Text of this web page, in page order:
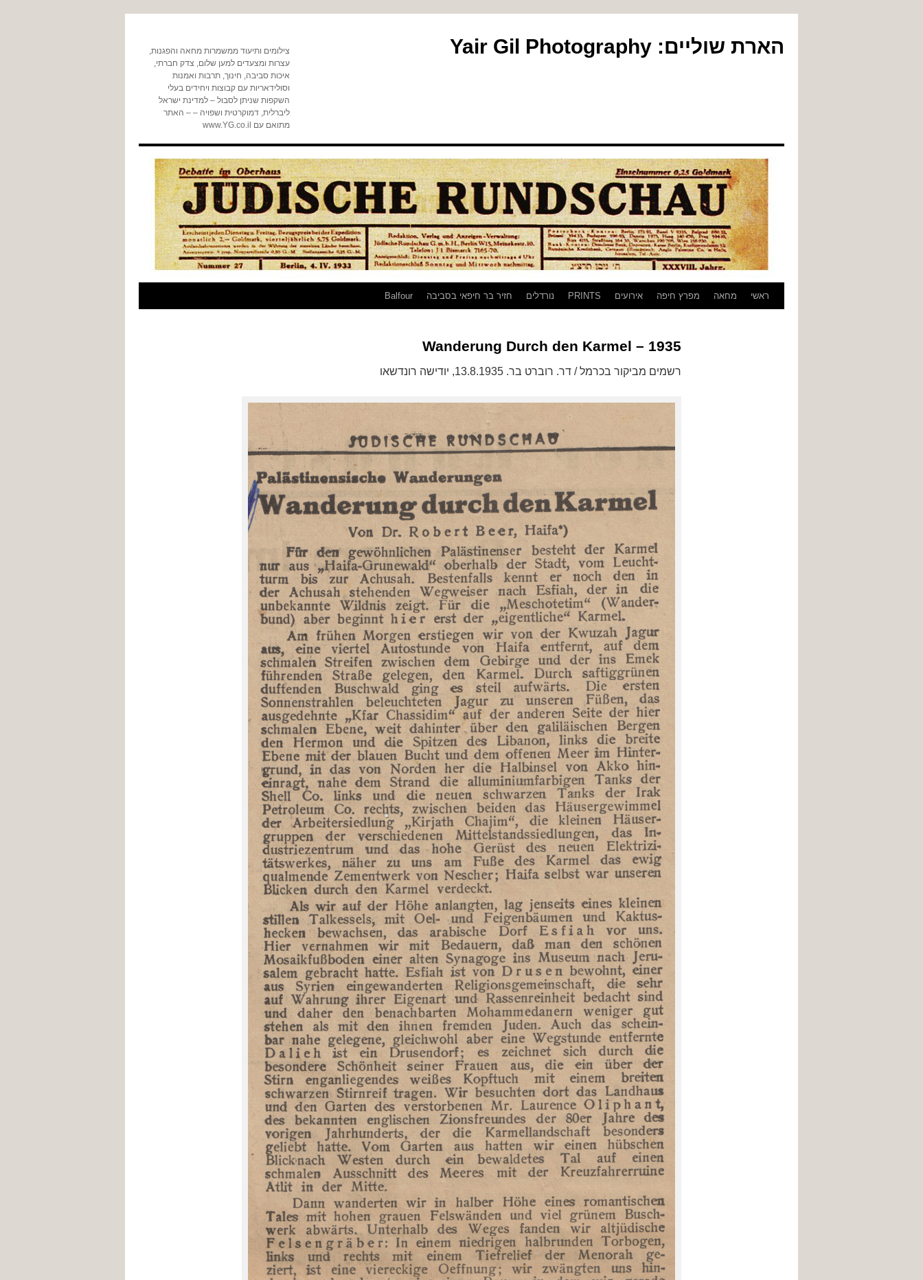
הארת שוליים: Yair Gil Photography
צילומים ותיעוד ממשמרות מחאה והפגנות,
עצרות ומצעדים למען שלום, צדק חברתי,
איכות סביבה, חינוך, תרבות ואמנות
וסולידאריות עם קבוצות ויחידים בעלי
השקפות שניתן לסבול – למדינת ישראל
ליברלית, דמוקרטית ושפויה – – האתר
מתואם עם www.YG.co.il
לדלגראשי מחאה מפרץ חיפה אירועים PRINTS נורדלים חזיר בר חיפאי בסביבה Balfour
Wanderung Durch den Karmel – 1935
רשמים מביקור בכרמל / דר. רוברט בר. 13.8.1935, יודישה רונדשאו